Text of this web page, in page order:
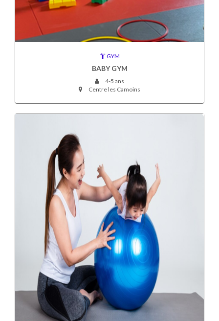
GYM
BABY GYM
4-5 ans
Centre les Camoins